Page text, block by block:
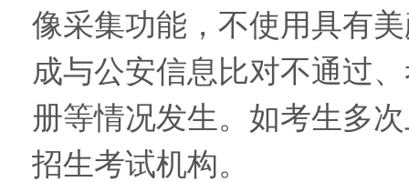
像采集功能，不使用具有
成与公安信息比对不通过
册等情况发生。如考生多
招生考试机构。